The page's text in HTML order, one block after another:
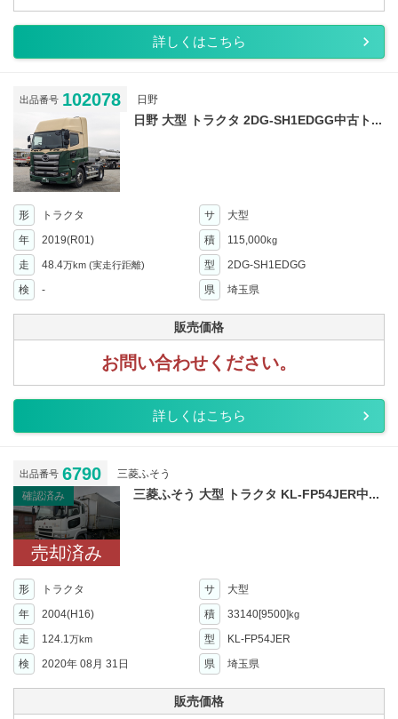
詳しくはこちら
出品番号 102078 日野
日野 大型 トラクタ 2DG-SH1EDGG中古ト...
形 トラクタ サ
大型
年
2019(R01) 積 115,000kg
走 48.4万km (実走行距離) 型
2DG-SH1EDGG
検
- 県 埼玉県
販売価格
お問い合わせください。
詳しくはこちら
出品番号 6790
三菱ふそう
確認済み
売却済み
三菱ふそう 大型 トラクタ KL-FP54JER中...
形 トラクタ サ
大型
年
2004(H16) 積 33140[9500]kg
走 124.1万km 型
KL-FP54JER
検
2020年 08月 31日 県 埼玉県
販売価格